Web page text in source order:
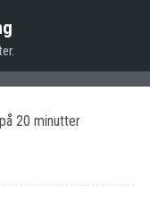
20 minutter